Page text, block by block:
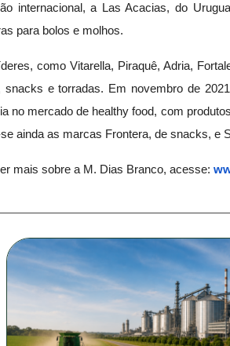
internacional, a Las Acacias, do
para bolos e molhos.
como Vitarella, Piraquê, Adria,
snacks e torradas. Em novembro de
no mercado de healthy food, com
ainda as marcas Frontera, de snacks, e
mais sobre a M. Dias Branco, acesse: